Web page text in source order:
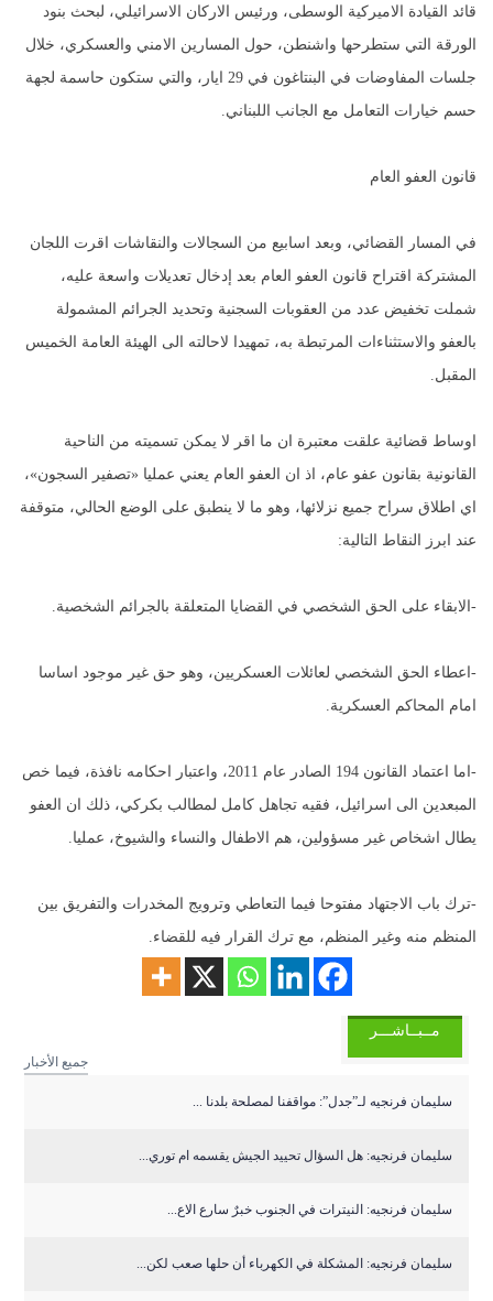
قائد القيادة الاميركية الوسطى، ورئيس الاركان الاسرائيلي، لبحث بنود
الورقة التي ستطرحها واشنطن، حول المسارين الامني والعسكري، خلال
جلسات المفاوضات في البنتاغون في 29 ايار، والتي ستكون حاسمة لجهة
حسم خيارات التعامل مع الجانب اللبناني.
قانون العفو العام
في المسار القضائي، وبعد اسابيع من السجالات والنقاشات اقرت اللجان
المشتركة اقتراح قانون العفو العام بعد إدخال تعديلات واسعة عليه،
شملت تخفيض عدد من العقوبات السجنية وتحديد الجرائم المشمولة
بالعفو والاستثناءات المرتبطة به، تمهيدا لاحالته الى الهيئة العامة الخميس
المقبل.
اوساط قضائية علقت معتبرة ان ما اقر لا يمكن تسميته من الناحية
القانونية بقانون عفو عام، اذ ان العفو العام يعني عمليا «تصفير السجون»،
اي اطلاق سراح جميع نزلائها، وهو ما لا ينطبق على الوضع الحالي، متوقفة
عند ابرز النقاط التالية:
-الابقاء على الحق الشخصي في القضايا المتعلقة بالجرائم الشخصية.
-اعطاء الحق الشخصي لعائلات العسكريين، وهو حق غير موجود اساسا
امام المحاكم العسكرية.
-اما اعتماد القانون 194 الصادر عام 2011، واعتبار احكامه نافذة، فيما خص
المبعدين الى اسرائيل، فقيه تجاهل كامل لمطالب بكركي، ذلك ان العفو
يطال اشخاص غير مسؤولين، هم الاطفال والنساء والشيوخ، عمليا.
-ترك باب الاجتهاد مفتوحا فيما التعاطي وترويج المخدرات والتفريق بين
المنظم منه وغير المنظم، مع ترك القرار فيه للقضاء.
مــبــاشـــر
جميع الأخبار
سليمان فرنجيه لـ”جدل”: مواقفنا لمصلحة بلدنا ...
سليمان فرنجيه: هل السؤال تحييد الجيش يقسمه ام توري...
سليمان فرنجيه: النيترات في الجنوب خبرٌ سارع الاع...
سليمان فرنجيه: المشكلة في الكهرباء أن حلها صعب لكن...